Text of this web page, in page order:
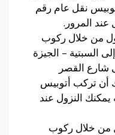
نقل عام رقم
عند المرور.
من خلال ركوب
السبتية – الجيزة
شارع القصر
أن تركب أتوبيس
يمكنك النزول عند
من خلال ركوب